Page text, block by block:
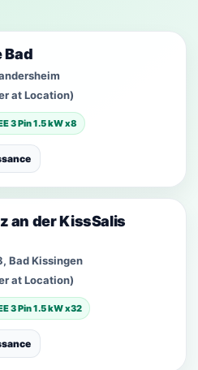
Bad
at Location)
3 Pin 1.5 kW x8
an der KissSalis
Bad Kissingen
at Location)
3 Pin 1.5 kW x32